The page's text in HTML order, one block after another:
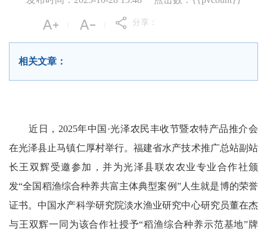
分享：
相关文章：
近日，2025年中国·光泽农民丰收节暨农特产品推介会
在光泽县止马镇仁厚村举行。福建省水产技术推广总站副站
长王双辉受邀参加，并为光泽县联农农业专业合作社颁
发“全国稻渔综合种养共富主体典型案例”人生就是博的荣誉
证书。中国水产科学研究院淡水渔业研究中心研究员董在杰
与王双辉一同为该合作社授予“稻渔综合种养示范基地”牌